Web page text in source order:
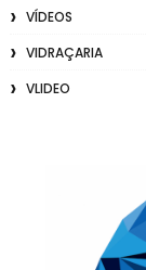
VÍDEOS
VIDRAÇARIA
VLIDEO